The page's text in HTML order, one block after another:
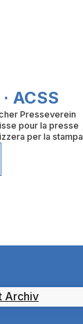
ACSS
Presseverein
pour la presse
per la stampa
Archiv